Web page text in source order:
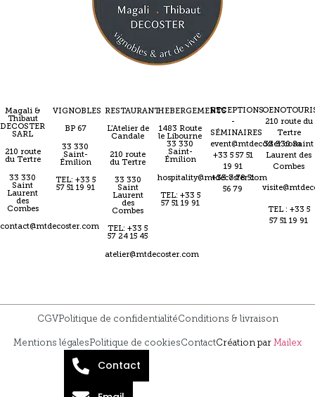
Magali &
Thibaut
DECOSTER
SARL
210 route
du Tertre
33 330
Saint
Laurent
des
Combes
contact@mtdecoster.com
VIGNOBLES
BP 67
33 330
Saint-
Émilion
TEL: +33 5
57 51 19 91
RESTAURANT
L'Atelier de
Candale
210 route
du Tertre
33 330
Saint
Laurent
des
Combes
TEL: +33 5
57 24 15 45
atelier@mtdecoster.com
HEBERGEMENTS
1483 Route
le Libourne
33 330
Saint-
Émilion
hospitality@mtdecoster.com
TEL: +33 5
57 51 19 91
RECEPTIONS
-
SÉMINAIRES
event@mtdecoster.com
+33 5 57 51
19 91
+33 7 78 51
56 79
210 route du
Tertre
33 330 Saint
Laurent des
Combes
TEL : +33 5
57 51 19 91
CGVPolitique de confidentialitéConditions & livraison
Mentions légalesPolitique de cookiesContactCréation par Mailex
Contact